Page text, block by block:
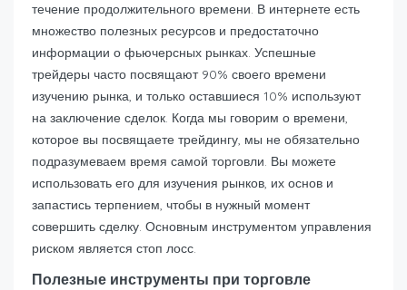
течение продолжительного времени. В интернете есть
множество полезных ресурсов и предостаточно
информации о фьючерсных рынках. Успешные
трейдеры часто посвящают 90% своего времени
изучению рынка, и только оставшиеся 10% используют
на заключение сделок. Когда мы говорим о времени,
которое вы посвящаете трейдингу, мы не обязательно
подразумеваем время самой торговли. Вы можете
использовать его для изучения рынков, их основ и
запастись терпением, чтобы в нужный момент
совершить сделку. Основным инструментом управления
риском является стоп лосс.
Полезные инструменты при торговле